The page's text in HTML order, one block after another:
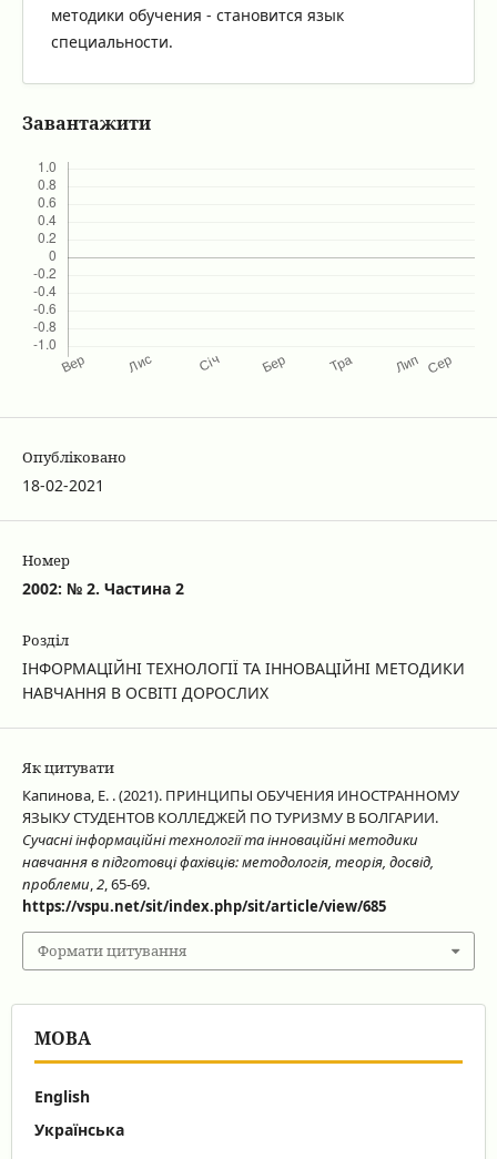
методики обучения - становится язык
специальности.
Завантажити
Опубліковано
18-02-2021
Номер
2002: № 2. Частина 2
Розділ
ІНФОРМАЦІЙНІ ТЕХНОЛОГІЇ ТА ІННОВАЦІЙНІ МЕТОДИКИ
НАВЧАННЯ В ОСВІТІ ДОРОСЛИХ
Як цитувати
Капинова, Е. . (2021). ПРИНЦИПЫ ОБУЧЕНИЯ ИНОСТРАННОМУ
ЯЗЫКУ СТУДЕНТОВ КОЛЛЕДЖЕЙ ПО ТУРИЗМУ В БОЛГАРИИ.
Сучасні інформаційні технології та інноваційні методики
навчання в підготовці фахівців: методологія, теорія, досвід,
проблеми,2, 65-69.
https://vspu.net/sit/index.php/sit/article/view/685
Формати цитування
МОВА
English
Українська